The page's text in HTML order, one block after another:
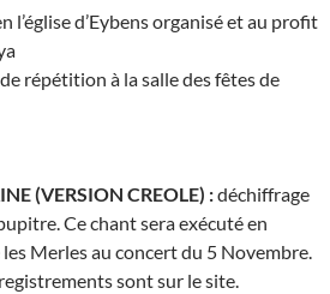
l’église d’Eybens organisé et au profit
répétition à la salle des fêtes de
(VERSION CREOLE) :déchiffrage
Ce chant sera exécuté en
Merles au concert du 5 Novembre.
sont sur le site.